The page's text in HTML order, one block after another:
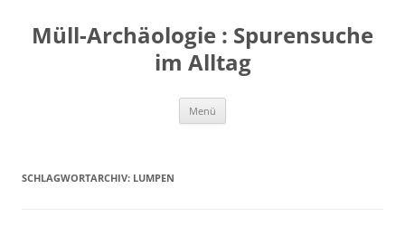
springen
Müll-Archäologie : Spurensuche
im Alltag
Menü
SCHLAGWORTARCHIV: LUMPEN